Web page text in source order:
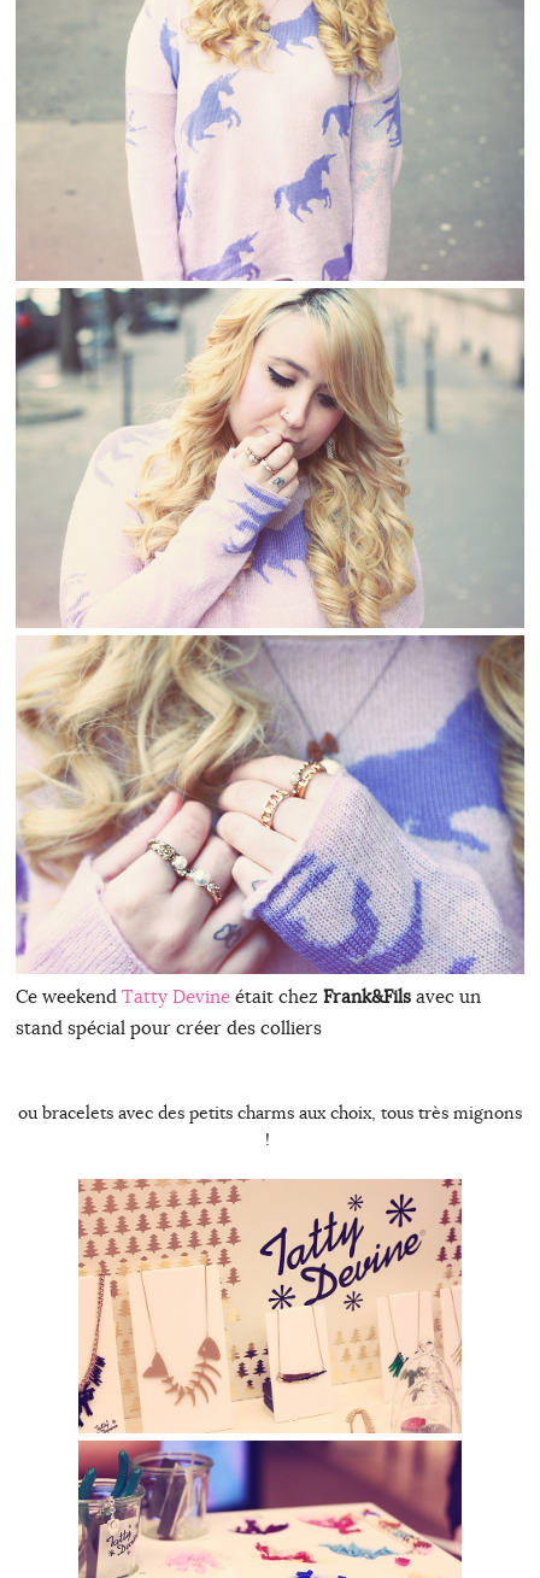
Ce weekend Tatty Devineétait chez Frank&Filsavec un
stand spécial pour créer des colliers
ou bracelets avec des petits charms aux choix, tous très mignons
!